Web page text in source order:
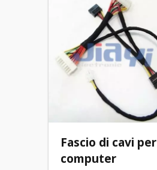
Fascio di cavi per
computer